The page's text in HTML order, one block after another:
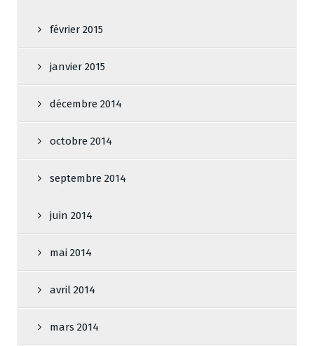
février 2015
janvier 2015
décembre 2014
octobre 2014
septembre 2014
juin 2014
mai 2014
avril 2014
mars 2014